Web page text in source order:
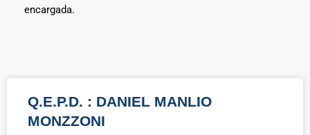
encargada.
Q.E.P.D. : DANIEL MANLIO
MONZZONI